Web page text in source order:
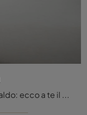
Salotti e divani con penisola Bonaldo: ecco a te il modello Aldebaran in tessuto per impreziosire la zona giorno.